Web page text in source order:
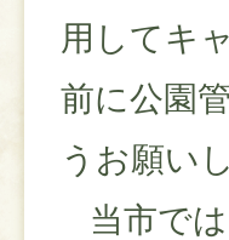
用してキ
前に公園
うお願い
当市では